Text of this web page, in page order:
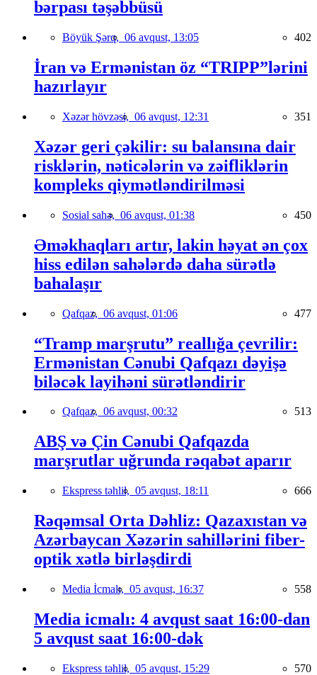
bərpası təşəbbüsü
Böyük Şərq, 06 avqust, 13:05 402
İran və Ermənistan öz “TRIPP”lərini
hazırlayır
Xəzər hövzəsi, 06 avqust, 12:31 351
Xəzər geri çəkilir: su balansına dair
risklərin, nəticələrin və zəifliklərin
kompleks qiymətləndirilməsi
Sosial sahə, 06 avqust, 01:38 450
Əməkhaqları artır, lakin həyat ən çox
hiss edilən sahələrdə daha sürətlə
bahalaşır
Qafqaz, 06 avqust, 01:06 477
“Tramp marşrutu” reallığa çevrilir:
Ermənistan Cənubi Qafqazı dəyişə
biləcək layihəni sürətləndirir
Qafqaz, 06 avqust, 00:32 513
ABŞ və Çin Cənubi Qafqazda
marşrutlar uğrunda rəqabət aparır
Ekspress təhlil, 05 avqust, 18:11 666
Rəqəmsal Orta Dəhliz: Qazaxıstan və
Azərbaycan Xəzərin sahillərini fiber-
optik xətlə birləşdirdi
Media İcmalı, 05 avqust, 16:37 558
Media icmalı: 4 avqust saat 16:00-dan
5 avqust saat 16:00-dək
Ekspress təhlil, 05 avqust, 15:29 570